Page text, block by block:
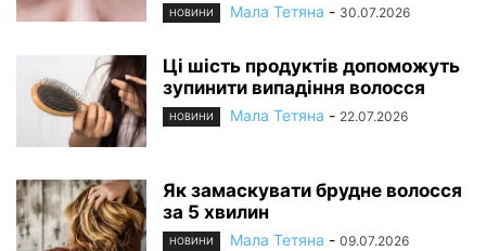
НОВИНИ Мала Тетяна - 30.07.2026
Ці шість продуктів допоможуть
зупинити випадіння волосся
НОВИНИ Мала Тетяна - 22.07.2026
Як замаскувати брудне волосся
за 5 хвилин
НОВИНИ Мала Тетяна - 09.07.2026